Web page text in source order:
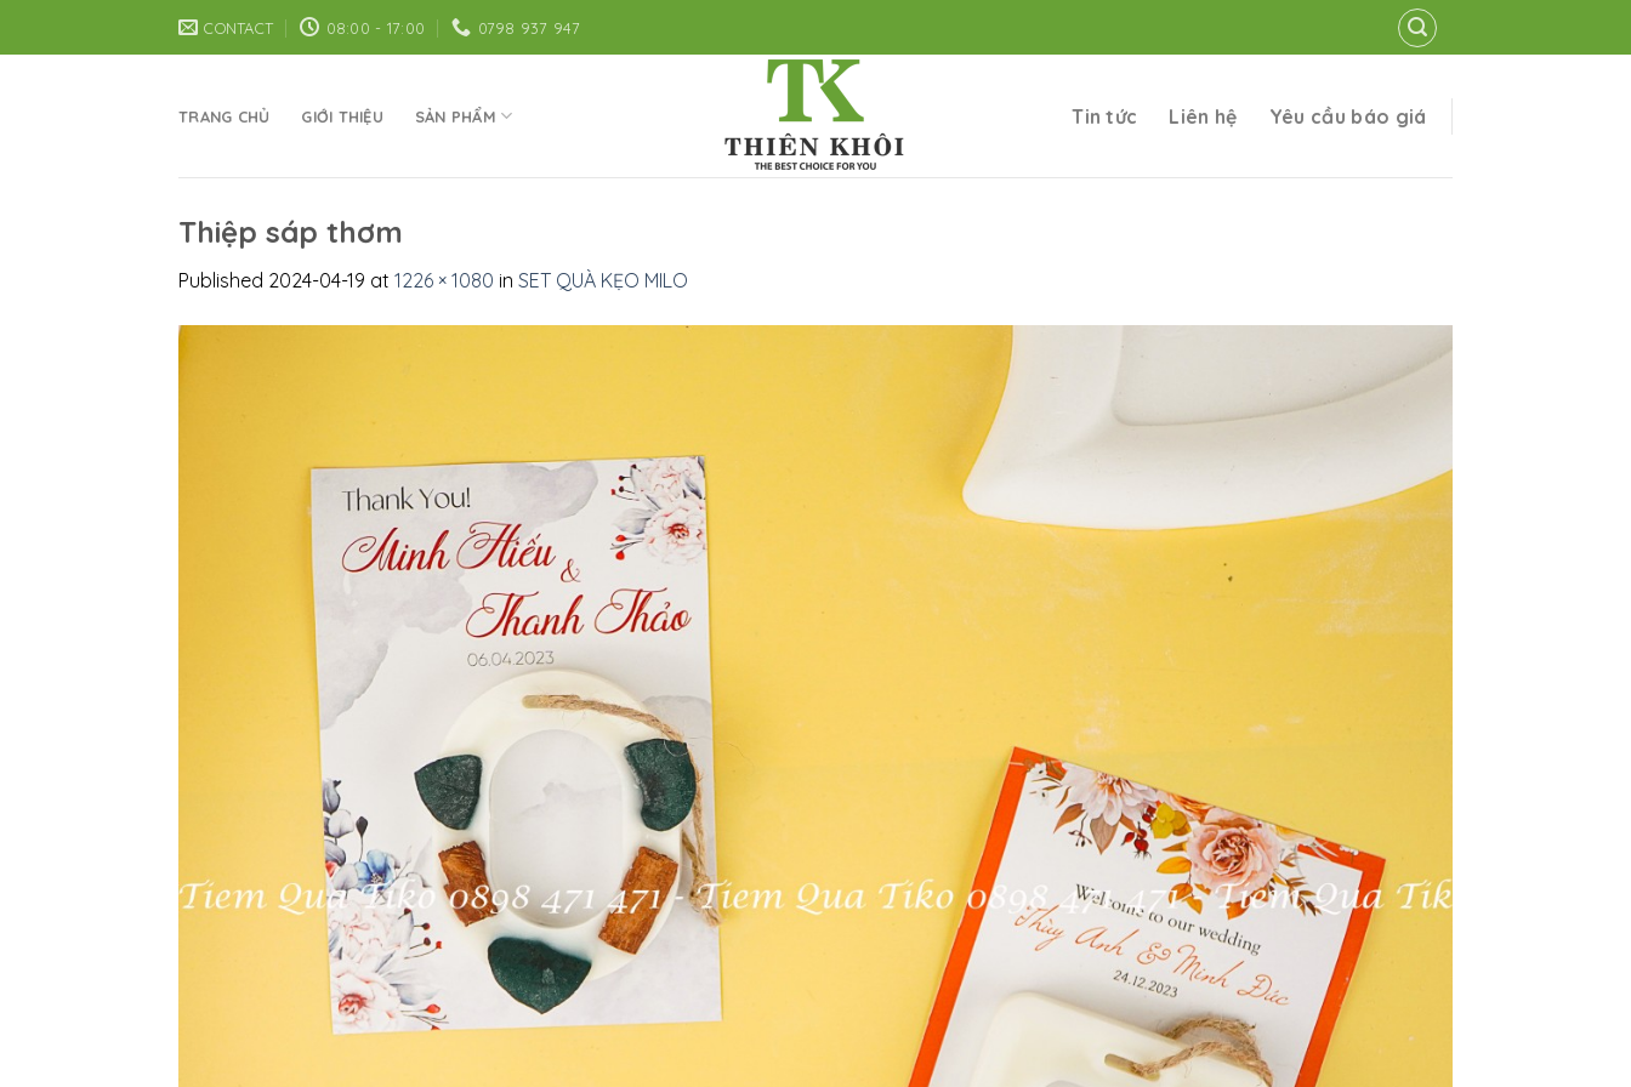
CONTACT 08:00 - 17:00 0798 937 947
TRANG CHỦ GIỚI THIỆU SẢN PHẨM Tin tức Liên hệ Yêu cầu báo giá
Thiệp sáp thơm
Published 2024-04-19 at 1226 × 1080 in SET QUÀ KẸO MILO